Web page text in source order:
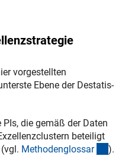
vorgestellten
Ebene der Destatis-
die gemäß der Daten
beteiligt
Methodenglossar
).